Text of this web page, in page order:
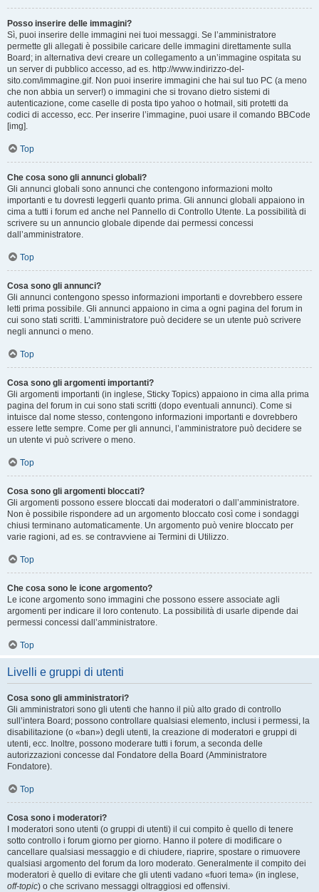
Posso inserire delle immagini?
Sì, puoi inserire delle immagini nei tuoi messaggi. Se l’amministratore
permette gli allegati è possibile caricare delle immagini direttamente sulla
Board; in alternativa devi creare un collegamento a un’immagine ospitata su
un server di pubblico accesso, ad es. http://www.indirizzo-del-
sito.com/immagine.gif. Non puoi inserire immagini che hai sul tuo PC (a meno
che non abbia un server!) o immagini che si trovano dietro sistemi di
autenticazione, come caselle di posta tipo yahoo o hotmail, siti protetti da
codici di accesso, ecc. Per inserire l’immagine, puoi usare il comando BBCode
[img].
Top
Che cosa sono gli annunci globali?
Gli annunci globali sono annunci che contengono informazioni molto
importanti e tu dovresti leggerli quanto prima. Gli annunci globali appaiono in
cima a tutti i forum ed anche nel Pannello di Controllo Utente. La possibilità di
scrivere su un annuncio globale dipende dai permessi concessi
dall’amministratore.
Top
Cosa sono gli annunci?
Gli annunci contengono spesso informazioni importanti e dovrebbero essere
letti prima possibile. Gli annunci appaiono in cima a ogni pagina del forum in
cui sono stati scritti. L’amministratore può decidere se un utente può scrivere
negli annunci o meno.
Top
Cosa sono gli argomenti importanti?
Gli argomenti importanti (in inglese, Sticky Topics) appaiono in cima alla prima
pagina del forum in cui sono stati scritti (dopo eventuali annunci). Come si
intuisce dal nome stesso, contengono informazioni importanti e dovrebbero
essere lette sempre. Come per gli annunci, l’amministratore può decidere se
un utente vi può scrivere o meno.
Top
Cosa sono gli argomenti bloccati?
Gli argomenti possono essere bloccati dai moderatori o dall’amministratore.
Non è possibile rispondere ad un argomento bloccato così come i sondaggi
chiusi terminano automaticamente. Un argomento può venire bloccato per
varie ragioni, ad es. se contravviene ai Termini di Utilizzo.
Top
Che cosa sono le icone argomento?
Le icone argomento sono immagini che possono essere associate agli
argomenti per indicare il loro contenuto. La possibilità di usarle dipende dai
permessi concessi dall’amministratore.
Top
Livelli e gruppi di utenti
Cosa sono gli amministratori?
Gli amministratori sono gli utenti che hanno il più alto grado di controllo
sull’intera Board; possono controllare qualsiasi elemento, inclusi i permessi, la
disabilitazione (o «ban») degli utenti, la creazione di moderatori e gruppi di
utenti, ecc. Inoltre, possono moderare tutti i forum, a seconda delle
autorizzazioni concesse dal Fondatore della Board (Amministratore
Fondatore).
Top
Cosa sono i moderatori?
I moderatori sono utenti (o gruppi di utenti) il cui compito è quello di tenere
sotto controllo i forum giorno per giorno. Hanno il potere di modificare o
cancellare qualsiasi messaggio e di chiudere, riaprire, spostare o rimuovere
qualsiasi argomento del forum da loro moderato. Generalmente il compito dei
moderatori è quello di evitare che gli utenti vadano «fuori tema» (in inglese,
off-topic) o che scrivano messaggi oltraggiosi ed offensivi.